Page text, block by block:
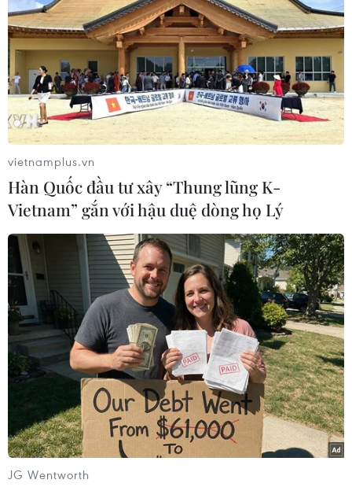
#Máy hút ẩm
#Dự báo thời tiết
#Áp thấp trên Biển Đông
#Mưa dông
#Lốc xoáy
#Mưa rào
Theo dõi VietnamPlus
TIN LIÊN QUAN
vietnamplus.vn
Hàn Quốc đầu tư xây “Thung lũng K-
Vietnam” gắn với hậu duệ dòng họ Lý
JG Wentworth